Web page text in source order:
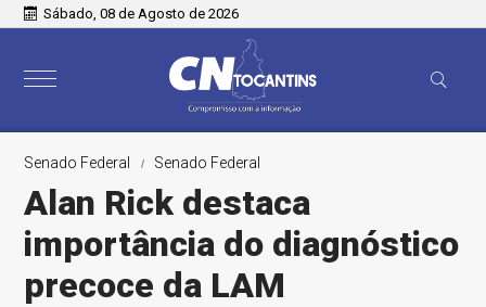
Sábado, 08 de Agosto de 2026
Senado Federal Senado Federal
Alan Rick destaca
importância do diagnóstico
precoce da LAM